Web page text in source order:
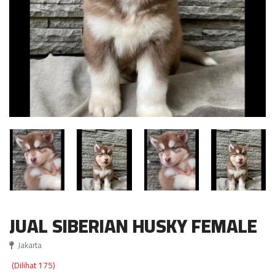
JUAL SIBERIAN HUSKY FEMALE
Jakarta
(Dilihat 175)